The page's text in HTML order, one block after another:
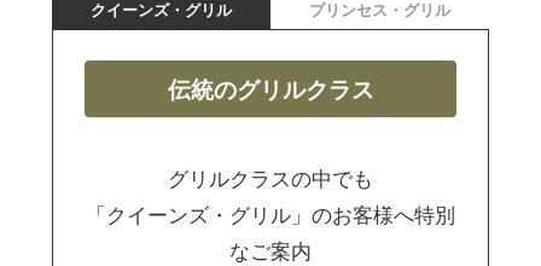
クイーンズ・グリル プリンセス・グリル
伝統のグリルクラス
グリルクラスの中でも
「クイーンズ・グリル」のお客様へ特別
なご案内